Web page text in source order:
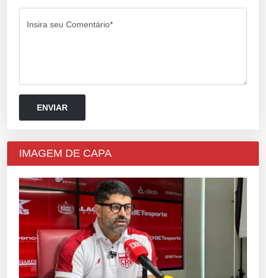
Insira seu Comentário*
IMAGEM DE CAPA